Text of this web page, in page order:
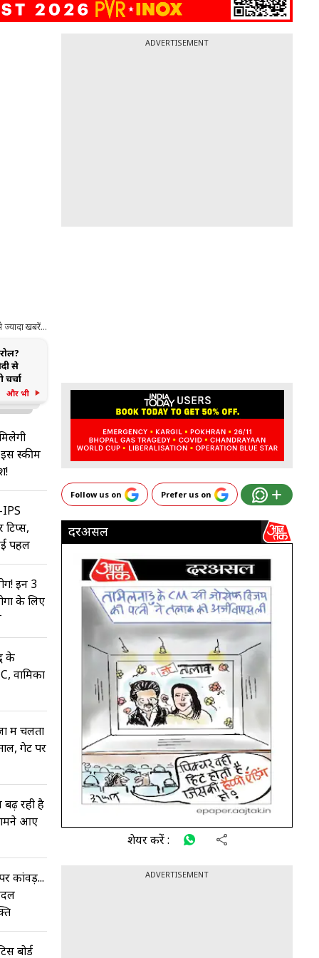
खबरें...
से
और भी
स्‍कीम
IPS
पहल
इन 3
के लिए
के
वामिका
में चलता
गेट पर
रही है
आए
कांवड़...
बोर्ड
ADVERTISEMENT
Follow us on Prefer us on
दरअसल
शेयर करें :
ADVERTISEMENT